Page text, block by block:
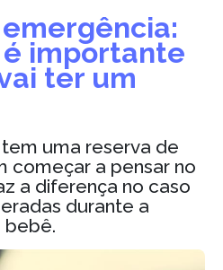
importante
ter um
uma reserva de
começar a pensar no
a diferença no caso
durante a
bebê.